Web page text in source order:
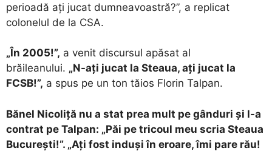
perioadă ați jucat dumneavoastră?”, a replicat
colonelul de la CSA.
„În 2005!”, a venit discursul apăsat al
brăileanului. „N-ați jucat la Steaua, ați jucat la
FCSB!”, a spus pe un ton tăios Florin Talpan.
Bănel Nicoliță nu a stat prea mult pe gânduri și l-a
contrat pe Talpan: „Păi pe tricoul meu scria Steaua
București!”. „Ați fost induși în eroare, îmi pare rău!